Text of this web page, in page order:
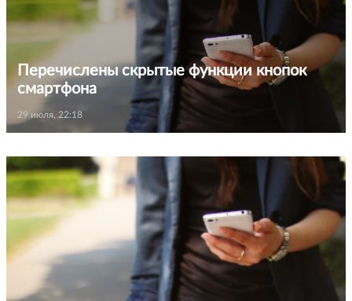
Перечислены скрытые функции кнопок
смартфона
29 июля, 22:18